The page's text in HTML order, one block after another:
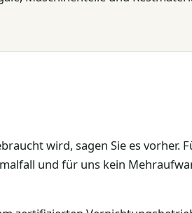
wird, sagen Sie es vorher.
und für uns kein